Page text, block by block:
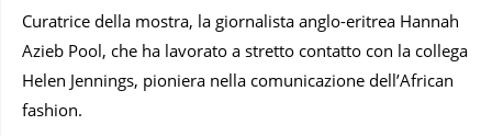
Curatrice della mostra, la giornalista anglo-eritrea Hannah
Azieb Pool, che ha lavorato a stretto contatto con la collega
Helen Jennings, pioniera nella comunicazione dell’African
fashion.